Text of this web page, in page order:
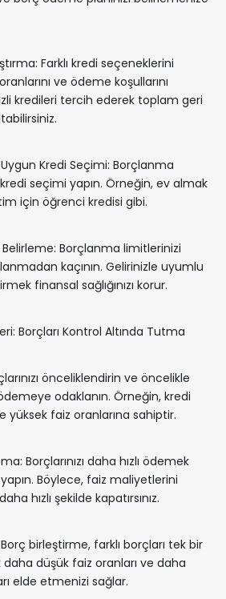
Farklı kredi seçeneklerini
ve ödeme koşullarını
kredileri tercih ederek toplam geri
Kredi Seçimi: Borçlanma
seçimi yapın. Örneğin, ev almak
için öğrenci kredisi gibi.
Borçlanma limitlerinizi
kaçının. Gelirinizle uyumlu
finansal sağlığınızı korur.
Borçları Kontrol Altında Tutma
önceliklendirin ve öncelikle
odaklanın. Örneğin, kredi
yüksek faiz oranlarına sahiptir.
Borçlarınızı daha hızlı ödemek
Böylece, faiz maliyetlerini
hızlı şekilde kapatırsınız.
birleştirme, farklı borçları tek bir
düşük faiz oranları ve daha
elde etmenizi sağlar.